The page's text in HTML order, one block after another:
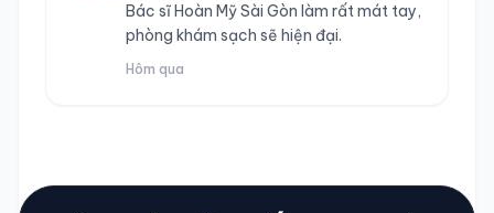
Bác sĩ Hoàn Mỹ Sài Gòn làm rất mát tay,
phòng khám sạch sẽ hiện đại.
Hôm qua